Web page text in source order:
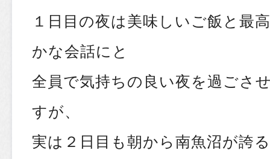
１日目の夜は美味しいご飯と最
かな会話にと
全員で気持ちの良い夜を過ごさ
すが、
実は２日目も朝から南魚沼が誇